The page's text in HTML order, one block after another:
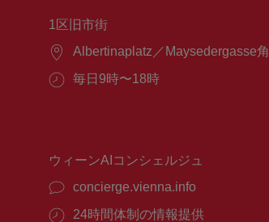
1区旧市街
場
Albertinaplatz／Maysedergasse角
営
毎日9時〜18時
ウィーンAIコンシェルジュ
concierge.vienna.info
24時間体制の情報提供